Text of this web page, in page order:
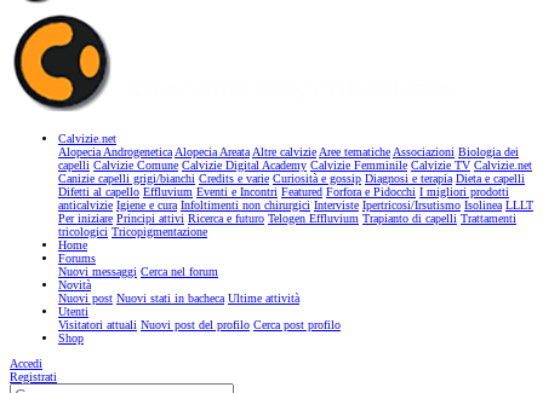
Calvizie.net
Alopecia AndrogeneticaAlopecia AreataAltre calvizieAree tematicheAssociazioni Biologia dei
capelli Calvizie Comune Calvizie Digital Academy Calvizie Femminile Calvizie TV Calvizie.net
Canizie capelli grigi/bianchi Credits e varie Curiosità e gossip Diagnosi e terapia Dieta e capelli
Difetti al capello Effluvium Eventi e Incontri Featured Forfora e Pidocchi I migliori prodotti
anticalvizie Igiene e cura Infoltimenti non chirurgici Interviste Ipertricosi/Irsutismo Isolinea LLLT
Per iniziare Principi attivi Ricerca e futuro Telogen Effluvium Trapianto di capelli Trattamenti
tricologici Tricopigmentazione
Home
Forums
Nuovi messaggi Cerca nel forum
Novità
Nuovi post Nuovi stati in bacheca Ultime attività
Utenti
Visitatori attuali Nuovi post del profilo Cerca post profilo
Shop
Accedi
Registrati